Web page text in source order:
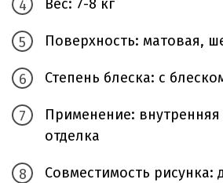
Вес: 7-8 кг
Поверхность: матовая,
Степень блеска: с
Применение:
отделка
Совместимость рисунка: